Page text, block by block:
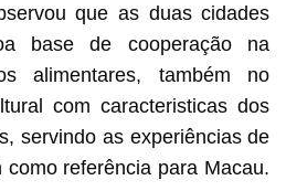
que as duas cidades
base de cooperação na
alimentares, também no
com caracteristicas dos
servindo as experiências de
referência para Macau.